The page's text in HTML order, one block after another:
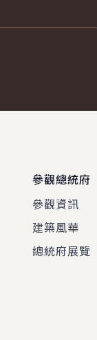
參觀總統府
參觀資訊
建築風華
總統府展覽